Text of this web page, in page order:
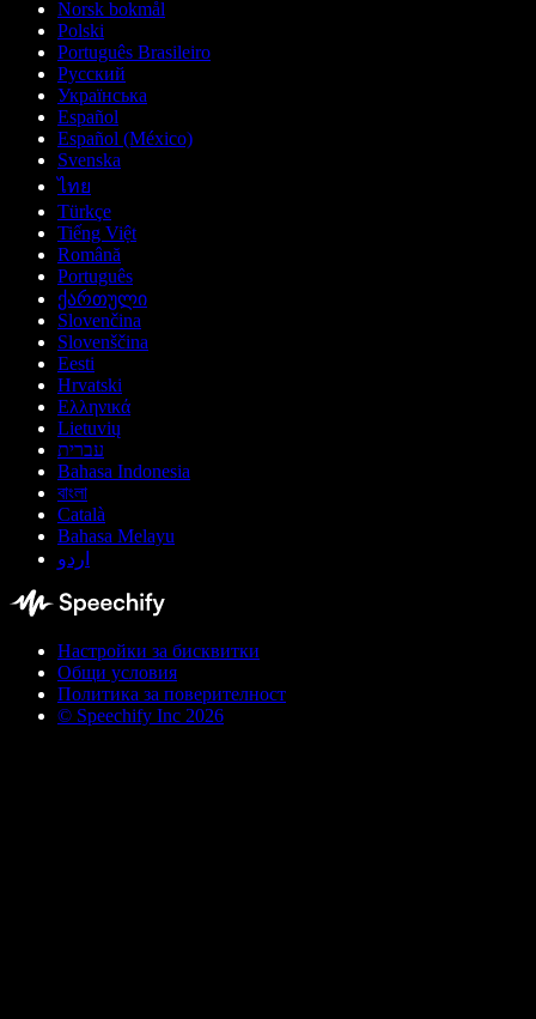
Norsk bokmål
Polski
Português Brasileiro
Русский
Українська
Español
Español (México)
Svenska
ไทย
Türkçe
Tiếng Việt
Română
Português
ქართული
Slovenčina
Slovenščina
Eesti
Hrvatski
Ελληνικά
Lietuvių
עברית
Bahasa Indonesia
বাংলা
Català
Bahasa Melayu
اردو
Настройки за бисквитки
Общи условия
Политика за поверителност
© Speechify Inc 2026